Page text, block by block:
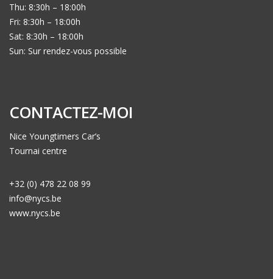
Thu: 8:30h – 18:00h
Fri: 8:30h – 18:00h
Sat: 8:30h – 18:00h
Sun: Sur rendez-vous possible
CONTACTEZ-MOI
Nice Youngtimers Car’s
Tournai centre
+32 (0) 478 22 08 99
info@nycs.be
www.nycs.be